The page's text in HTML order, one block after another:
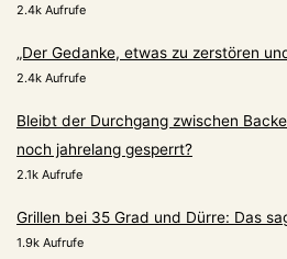
2.4k Aufrufe
„Der Gedanke, etwas zu zerstören
2.4k Aufrufe
Bleibt der Durchgang zwischen
noch jahrelang gesperrt?
2.1k Aufrufe
Grillen bei 35 Grad und Dürre: Das
1.9k Aufrufe